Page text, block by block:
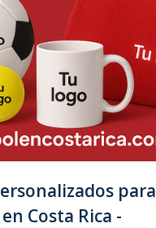
para
Costa Rica -